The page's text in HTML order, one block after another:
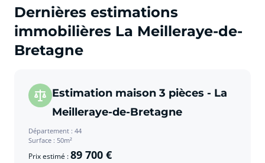
Dernières estimations
immobilières La Meilleraye-de-
Bretagne
Estimation maison 3 pièces - La
Meilleraye-de-Bretagne
Département : 44
Surface : 50m²
Prix estimé :89 700 €